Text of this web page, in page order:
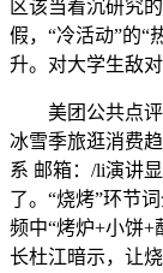
区该当着沉研究
假，“冷活动”的“
升。对大学生敌
美团公共点评
冰雪季旅逛消费
系 邮箱：/li演讲
了。“烧烤”环节
频中“烤炉+小饼+
长杜江暗示，让